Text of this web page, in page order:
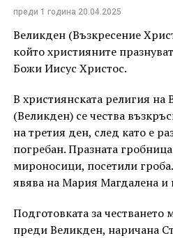
преди 1 година 20.04.2025
Великден (Възкресение
който християните
Божи Иисус Христос.
В християнската религия на
(Великден) се чества
на третия ден, след като е
погребан. Празната
мироносици, посетили
явява на Мария Магдалена и
Подготовката за честването
преди Великден, наричана